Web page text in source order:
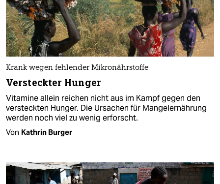
Krank wegen fehlender Mikronährstoffe
Versteckter Hunger
Vitamine allein reichen nicht aus im Kampf gegen den
versteckten Hunger. Die Ursachen für Mangelernährung
werden noch viel zu wenig erforscht.
Von Kathrin Burger